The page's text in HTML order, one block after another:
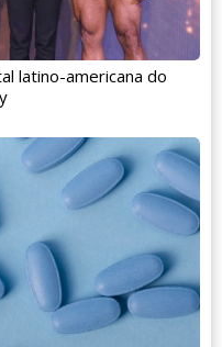
latino-americana do